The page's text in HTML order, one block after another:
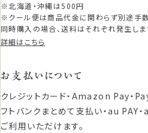
※北海道・沖縄は500円
※クール便は商品代金に関わらず別途手
同時購入の場合、送料はそれぞれ発生しま
詳細はこちら
お支払いについて
クレジットカード・Amazon Pay・
フトバンクまとめて支払い・au PAY
ご利用いただけます。